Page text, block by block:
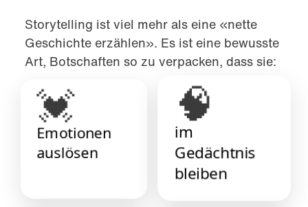
Storytelling ist viel mehr als eine «nette
Geschichte erzählen». Es ist eine bewusste
Art, Botschaften so zu verpacken, dass sie:
💓
Emotionen
auslösen
🧠
im
Gedächtnis
bleiben